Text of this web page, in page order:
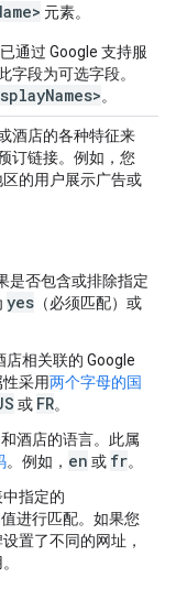
元素。
通过 Google 支持服
字段为可选字段。
。
酒店的各种特征来
订链接。例如，您
的用户展示广告或
是否包含或排除指定
yes （必须匹配）或
店相关联的 Google
采用两个字母的国
或 FR。
和酒店的语言。此属
。例如， en 或 fr。
中指定的
进行匹配。如果您
置了不同的网址，